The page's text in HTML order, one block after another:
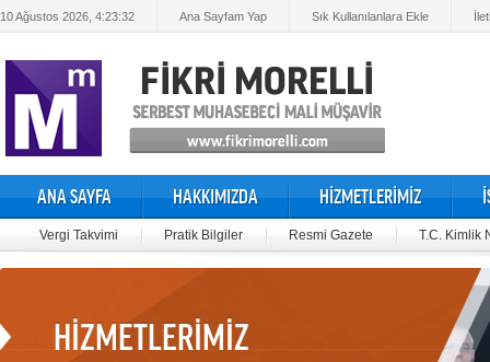
10 Ağustos 2026, 4:23:33 Ana Sayfam Yap Sık Kullanılanlara Ekle
ANA SAYFA HAKKIMIZDA HİZMETLERİMİZ
Vergi Takvimi Pratik Bilgiler Resmi Gazete T.C. Kimlik